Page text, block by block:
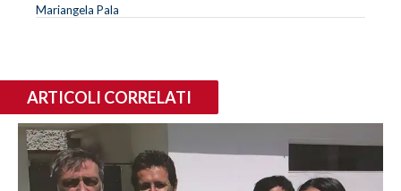
Mariangela Pala
ARTICOLI CORRELATI